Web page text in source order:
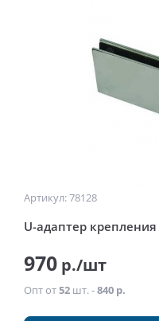
Артикул: 78128
U-адаптер
970 р./шт
Опт от52 шт. -840 р.